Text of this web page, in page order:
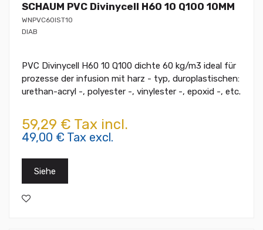
SCHAUM PVC Divinycell H60 10 Q100 10MM
WNPVC60IST10
DIAB
PVC Divinycell H60 10 Q100 dichte 60 kg/m3 ideal für
prozesse der infusion mit harz - typ, duroplastischen:
urethan-acryl -, polyester -, vinylester -, epoxid -, etc.
59,29 € Tax incl.
49,00 € Tax excl.
Siehe